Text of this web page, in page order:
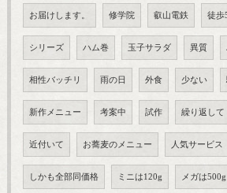
お届けします。 修学院 叡山電鉄 徒歩
シリーズ ハム巻 玉子サラダ 異質
相性バッチリ 雨の日 外食 少ない
新作メニュー 考案中 試作 繰り返して
近付いて お蕎麦のメニュー 人気サービス
しかも全部同価格 ミニは120g メガは500g